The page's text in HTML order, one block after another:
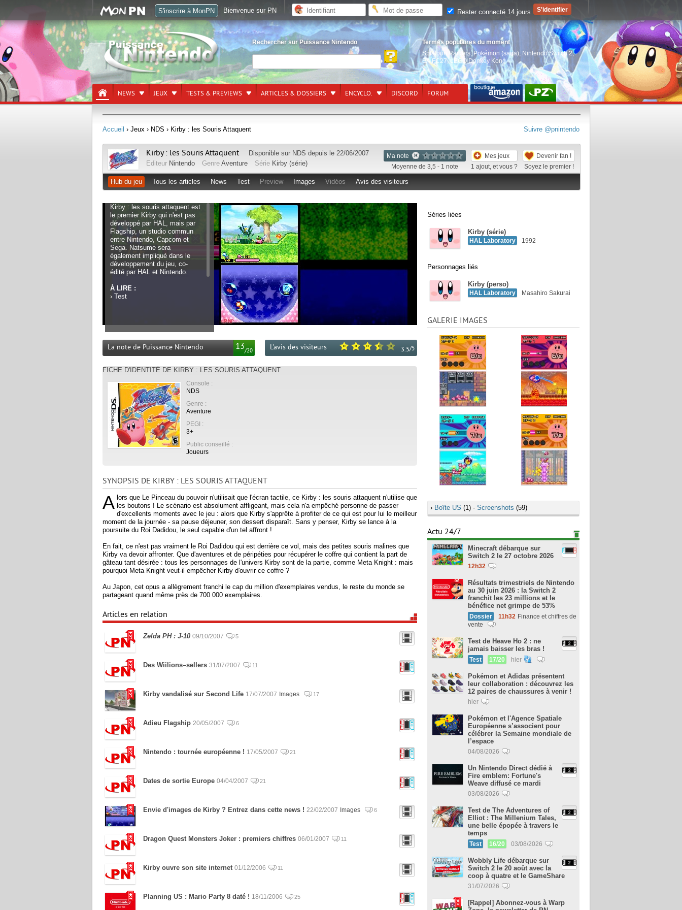
Rechercher sur Puissance Nintendo
Termes populaires du moment
Splatoon Raiders, Pokémon (saga) Nintendo Switch 2,
EA FC27,LEGO Donkey Kong
NEWS JEUX TESTS & PREVIEWS ARTICLES & DOSSIERS ENCYCLO. DISCORD FORUM
Suivre @pnintendo
Accueil › Jeux › NDS › Kirby : les Souris Attaquent
Ma note
Moyenne de 3,5 - 1 note
Mes jeux
1 ajout, et vous ?
Devenir fan !
Soyez le premier !
Kirby : les Souris Attaquent Disponible sur NDS depuis le 22/06/2007
Editeur Nintendo Genre Aventure Série Kirby (série)
Hub du jeu Tous les articles News Test Preview Images Vidéos Avis des visiteurs
Kirby : les souris attaquent est
le premier Kirby qui n'est pas
développé par HAL, mais par
Flagship, un studio commun
entre Nintendo, Capcom et
Sega. Natsume sera
également impliqué dans le
développement du jeu, co-
édité par HAL et Nintendo.
À LIRE :
› Test
13/20
La note de Puissance Nintendo 3.5/5
L'avis des visiteurs
FICHE D'IDENTITÉ DE KIRBY : LES SOURIS ATTAQUENT
Console :
NDS
Genre :
Aventure
PEGI :
3+
Public conseillé :
Joueurs
SYNOPSIS DE KIRBY : LES SOURIS ATTAQUENT
A lors que Le Pinceau du pouvoir n'utilisait que l'écran tactile, ce Kirby : les souris attaquent n'utilise que
les boutons ! Le scénario est absolument affligeant, mais cela n'a empêché personne de passer
d'excellents moments avec le jeu : alors que Kirby s'apprête à profiter de ce qui est pour lui le meilleur
moment de la journée - sa pause déjeuner, son dessert disparaît. Sans y penser, Kirby se lance à la
poursuite du Roi Dadidou, le seul capable d'un tel affront !
En fait, ce n'est pas vraiment le Roi Dadidou qui est derrière ce vol, mais des petites souris malines que
Kirby va devoir affronter. Que d'aventures et de péripéties pour récupérer le coffre qui contient la part de
gâteau tant désirée : tous les personnages de l'univers Kirby sont de la partie, comme Meta Knight : mais
pourquoi Meta Knight veut-il empêcher Kirby d'ouvrir ce coffre ?
Au Japon, cet opus a allègrement franchi le cap du million d'exemplaires vendus, le reste du monde se
partageant quand même près de 700 000 exemplaires.
Articles en relation
Zelda PH : J-10 09/10/2007 5
Des Wiilions–sellers 31/07/2007 11
Kirby vandalisé sur Second Life 17/07/2007 Images 17
Adieu Flagship 20/05/2007 6
Nintendo : tournée européenne ! 17/05/2007 21
Dates de sortie Europe 04/04/2007 21
Envie d'images de Kirby ? Entrez dans cette news ! 22/02/2007 Images 6
Dragon Quest Monsters Joker : premiers chiffres 06/01/2007 11
Kirby ouvre son site internet 01/12/2006 11
Planning US : Mario Party 8 daté ! 18/11/2006 25
Séries liées
Kirby (série)
HAL Laboratory 1992
Personnages liés
Kirby (perso)
HAL Laboratory Masahiro Sakurai
GALERIE IMAGES
› Boîte US (1) - Screenshots (59)
Actu 24/7
Minecraft débarque sur
Switch 2 le 27 octobre 2026
12h32
Résultats trimestriels de Nintendo
au 30 juin 2026 : la Switch 2
franchit les 23 millions et le
bénéfice net grimpe de 53%
Dossier 11h32 Finance et chiffres de
vente
Test de Heave Ho 2 : ne
jamais baisser les bras !
Test 17/20 hier
Pokémon et Adidas présentent
leur collaboration : découvrez les
12 paires de chaussures à venir !
hier
Pokémon et l'Agence Spatiale
Européenne s’associent pour
célébrer la Semaine mondiale de
l’espace
04/08/2026
Un Nintendo Direct dédié à
Fire emblem: Fortune's
Weave diffusé ce mardi
03/08/2026
Test de The Adventures of
Elliot : The Millenium Tales,
une belle épopée à travers le
temps
Test 16/20 03/08/2026
Wobbly Life débarque sur
Switch 2 le 20 août avec la
coop à quatre et le GameShare
31/07/2026
[Rappel] Abonnez-vous à Warp
S'inscrire à MonPN Bienvenue sur PN Rester connecté 14 jours